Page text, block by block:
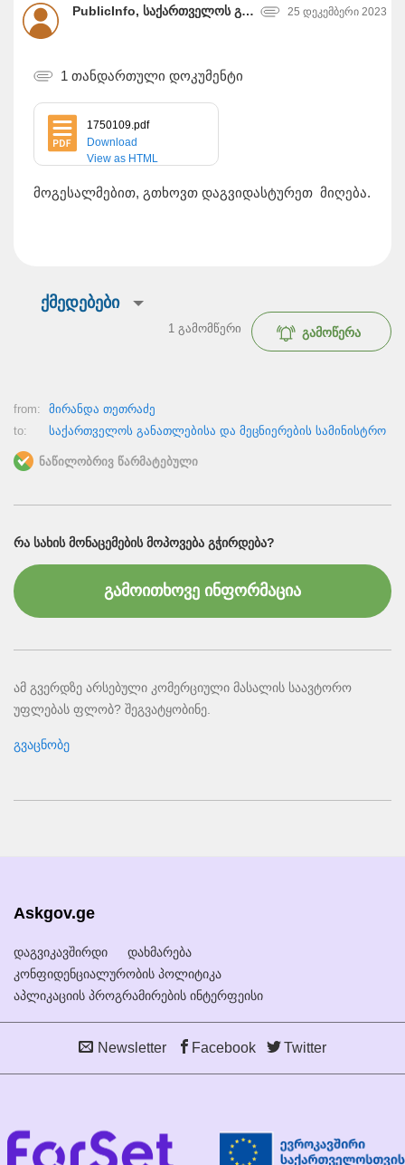
PublicInfo, საქართველოს განათლებისა და მეცნიერების სამინისტრო 25 დეკემბერი 2023
1 თანდართული დოკუმენტი
1750109.pdf
Download
View as HTML
მოგესალმებით, გთხოვთ დაგვიდასტურეთ მიღება.
ქმედებები
გამოწერა
1 გამომწერი
from:
მირანდა თეთრაძე
to:
საქართველოს განათლებისა და მეცნიერების სამინისტრო
ნაწილობრივ წარმატებული
ᲠᲐ ᲡᲐᲮᲘᲡ ᲛᲝᲜᲐᲪᲔᲛᲔᲑᲘᲡ ᲛᲝᲞᲝᲕᲔᲑᲐ ᲒᲭᲘᲠᲓᲔᲑᲐ?
გამოითხოვე ინფორმაცია
ამ გვერდზე არსებული კომერციული მასალის საავტორო
უფლებას ფლობ? შეგვატყობინე.
გვაცნობე
Askgov.ge
დაგვიკავშირდი
დახმარება
კონფიდენციალურობის პოლიტიკა
აპლიკაციის პროგრამირების ინტერფეისი
Newsletter Facebook Twitter